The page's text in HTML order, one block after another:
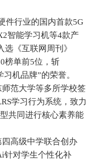
件行业的国内首款5G
智能学习机等4款产
《互联网周刊》
榜单前5位，斩
机品牌”的荣誉。
范大学等多所学校签
学习行为系统，致力
共同进行核心素养能
高级中学联合创办
针对学生个性化补